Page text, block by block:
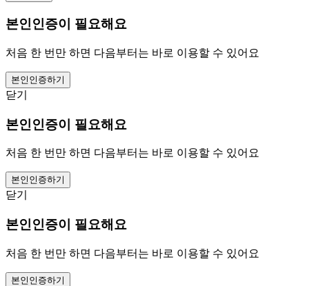
본인인증이 필요해요
처음 한 번만 하면 다음부터는 바로 이용할 수 있어요
본인인증하기
닫기
본인인증이 필요해요
처음 한 번만 하면 다음부터는 바로 이용할 수 있어요
본인인증하기
닫기
본인인증이 필요해요
처음 한 번만 하면 다음부터는 바로 이용할 수 있어요
본인인증하기